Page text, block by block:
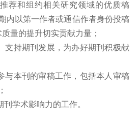
荐和组约相关研究领域的优质稿
内以第一作者或通信作者身份投稿
量的提升切实贡献力量；
支持期刊发展，为办好期刊积极献
与本刊的审稿工作，包括本人审稿
学术影响力的工作。